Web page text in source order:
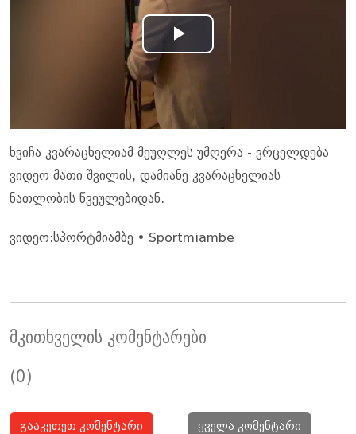
Play
ხვიჩა კვარაცხელიამ მეუღლეს უმღერა - ვრცელდება
ვიდეო მათი შვილის, დამიანე კვარაცხელიას
ნათლობის წვეულებიდან.
ვიდეო:სპორტმიამბე • Sportmiambe
მკითხველის კომენტარები
(0)
გააკეთეთ კომენტარი ყველა კომენტარი